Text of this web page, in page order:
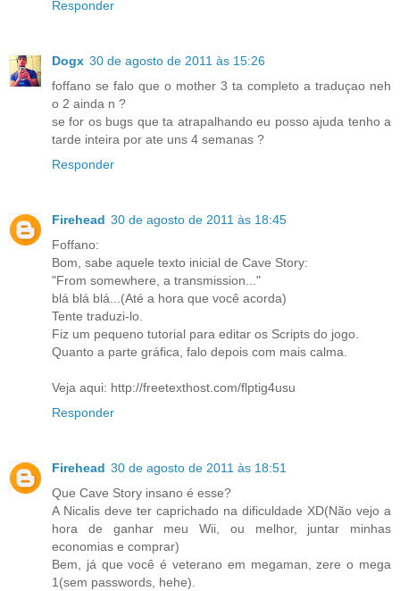
Responder
Dogx 30 de agosto de 2011 às 15:26
foffano se falo que o mother 3 ta completo a traduçao neh
o 2 ainda n ?
se for os bugs que ta atrapalhando eu posso ajuda tenho a
tarde inteira por ate uns 4 semanas ?
Responder
Firehead 30 de agosto de 2011 às 18:45
Foffano:
Bom, sabe aquele texto inicial de Cave Story:
"From somewhere, a transmission..."
blá blá blá...(Até a hora que você acorda)
Tente traduzi-lo.
Fiz um pequeno tutorial para editar os Scripts do jogo.
Quanto a parte gráfica, falo depois com mais calma.
Veja aqui: http://freetexthost.com/flptig4usu
Responder
Firehead 30 de agosto de 2011 às 18:51
Que Cave Story insano é esse?
A Nicalis deve ter caprichado na dificuldade XD(Não vejo a
hora de ganhar meu Wii, ou melhor, juntar minhas
economias e comprar)
Bem, já que você é veterano em megaman, zere o mega
1(sem passwords, hehe).